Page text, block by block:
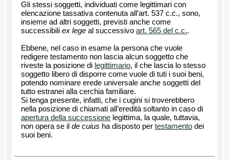
Gli stessi soggetti, individuati come legittimari con
elencazione tassativa contenuta all’art. 537 c.c., sono,
insieme ad altri soggetti, previsti anche come
successibili ex lege al successivo art. 565 del c.c..
Ebbene, nel caso in esame la persona che vuole
redigere testamento non lascia alcun soggetto che
riveste la posizione di legittimario, il che lascia lo stesso
soggetto libero di disporre come vuole di tuti i suoi beni,
potendo nominare erede universale anche soggetti del
tutto estranei alla cerchia familiare.
Si tenga presente, infatti, che i cugini si troverebbero
nella posizione di chiamati all’eredità soltanto in caso di
apertura della successione legittima, la quale, tuttavia,
non opera se il de cuius ha disposto per testamento dei
suoi beni.